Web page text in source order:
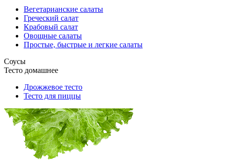
Вегетарианские салаты
Греческий салат
Крабовый салат
Овощные салаты
Простые, быстрые и легкие салаты
Соусы
Тесто домашнее
Дрожжевое тесто
Тесто для пиццы